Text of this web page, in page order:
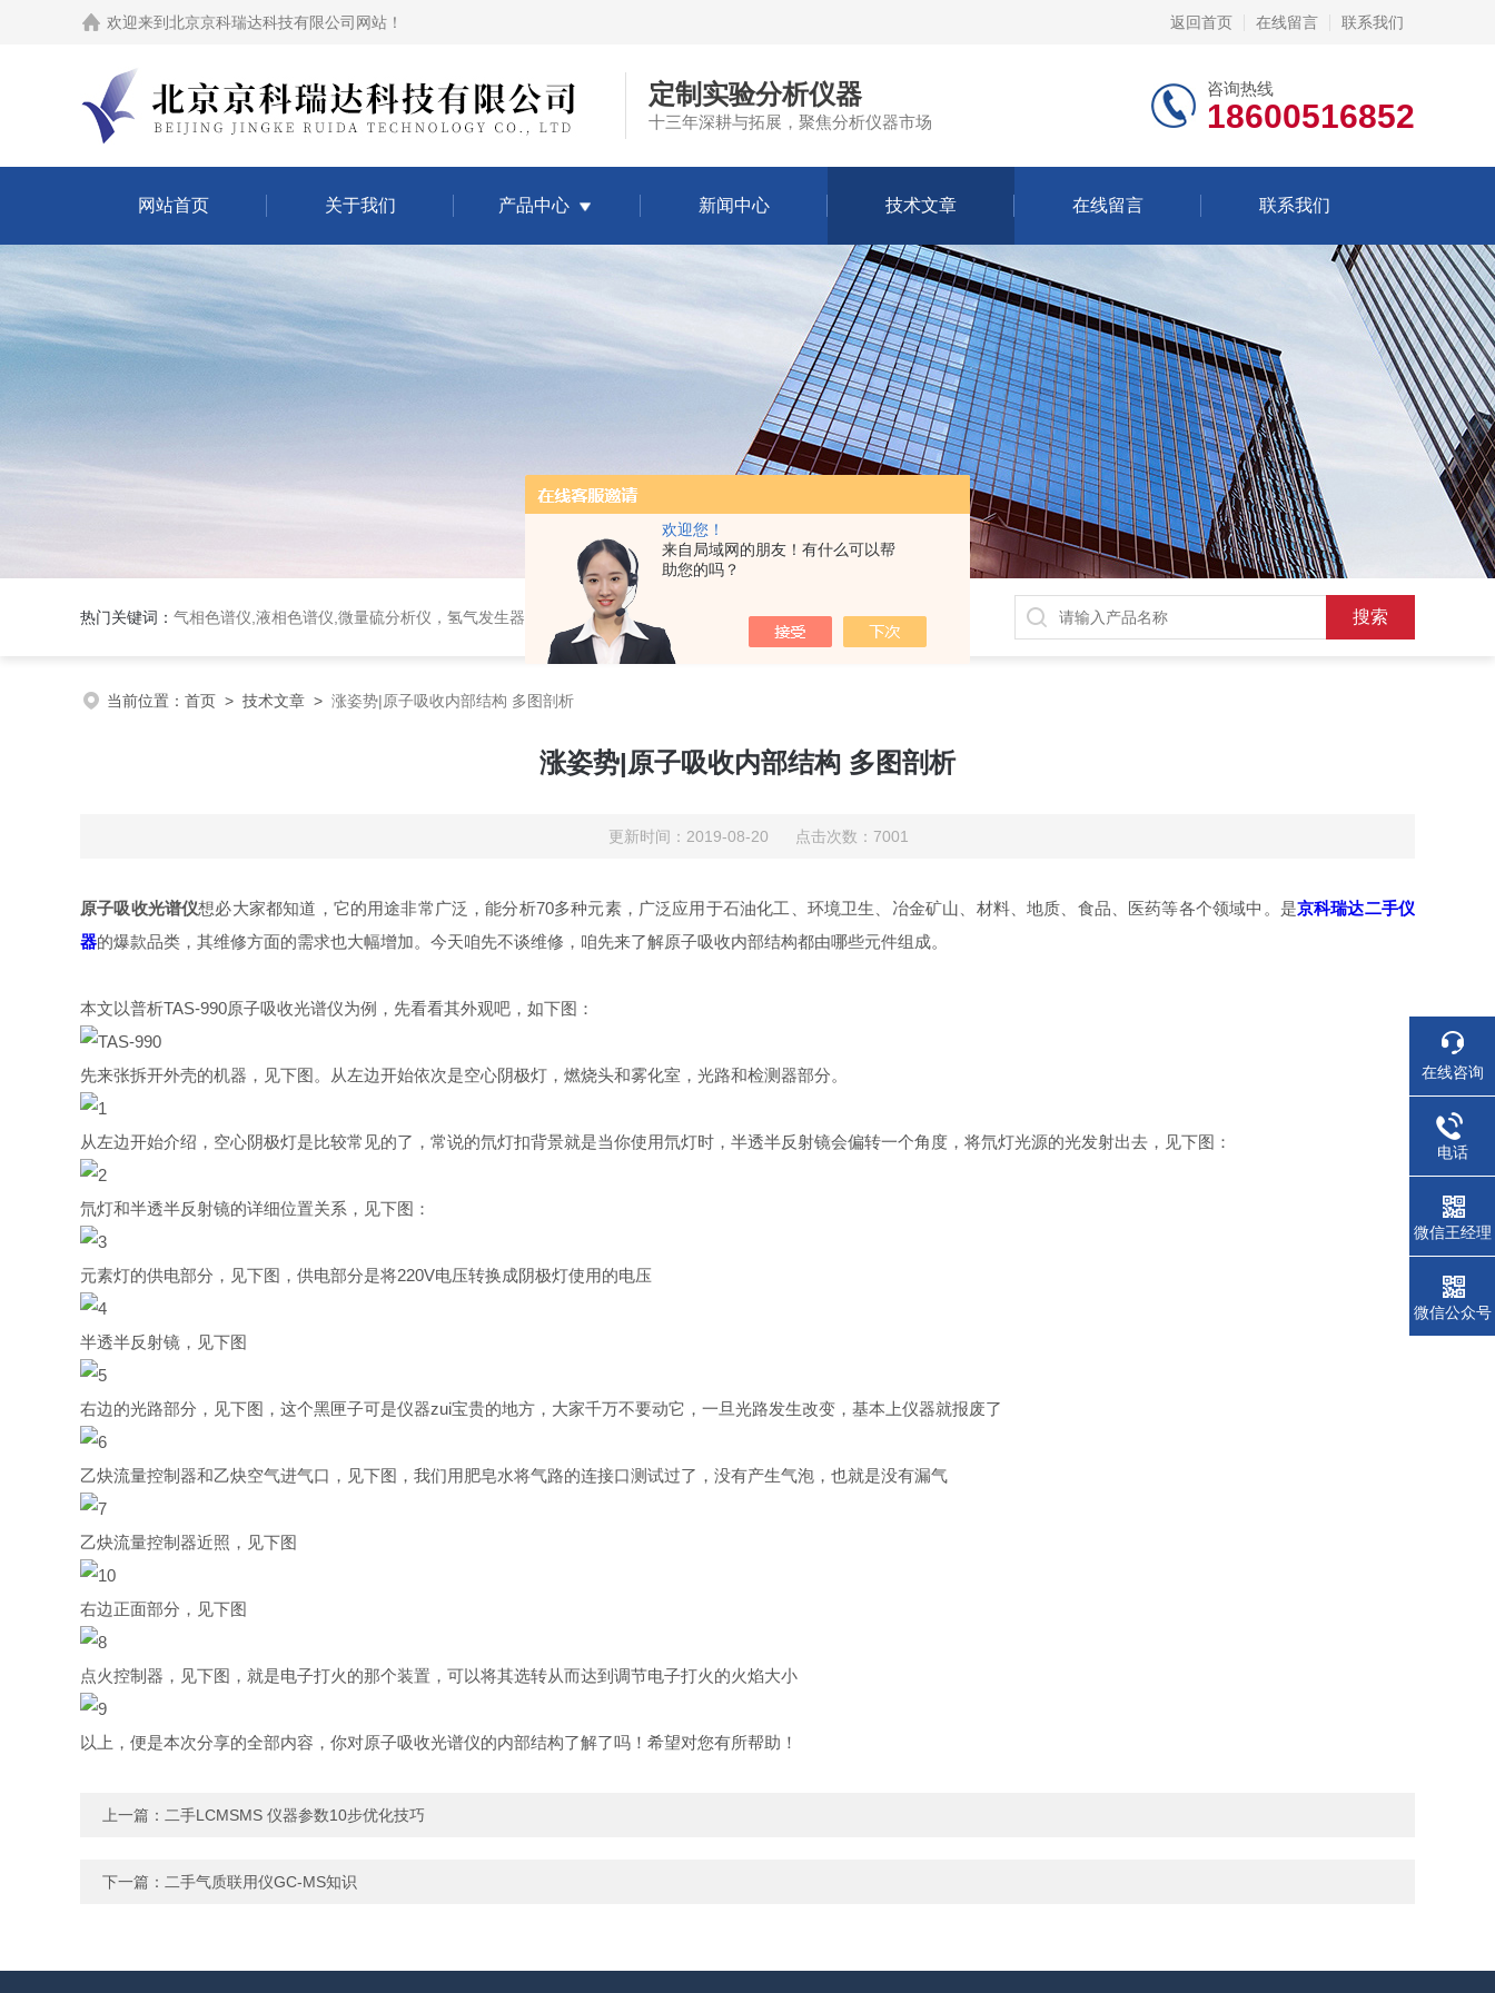
欢迎您！
来自局域网的朋友！有什么可以帮
助您的吗？
欢迎来到 北京京科瑞达科技有限公司网站 ！ 返回首页 在线留言 联系我们
定制实验分析仪器
十三年深耕与拓展，聚焦分析仪器市场
咨询热线
18600516852
网站首页 关于我们 产品中心 新闻中心 技术文章 在线留言 联系我们
热门关键词： 气相色谱仪,液相色谱仪,微量硫分析仪，氢气发生器，氮气发生器，空气发生器，色谱耗件（N2000色谱工作站，色谱柱、阀件、进样器、色谱担体），顶空进样器，热解析仪，紫外分光光度计，原子吸收分光光度计，傅立叶红外光谱仪，分析天平等常规实验室产品。
当前位置： 首页 > 技术文章 > 涨姿势|原子吸收内部结构 多图剖析
涨姿势|原子吸收内部结构 多图剖析
更新时间：2019-08-20 点击次数：7001
原子吸收光谱仪想必大家都知道，它的用途非常广泛，能分析70多种元素，广泛应用于石油化工、环境卫生、冶金矿山、材料、地质、食品、医药等各个领域中。是京科瑞达二手仪
器的爆款品类，其维修方面的需求也大幅增加。今天咱先不谈维修，咱先来了解原子吸收内部结构都由哪些元件组成。
本文以普析TAS-990原子吸收光谱仪为例，先看看其外观吧，如下图：
先来张拆开外壳的机器，见下图。从左边开始依次是空心阴极灯，燃烧头和雾化室，光路和检测器部分。
从左边开始介绍，空心阴极灯是比较常见的了，常说的氘灯扣背景就是当你使用氘灯时，半透半反射镜会偏转一个角度，将氘灯光源的光发射出去，见下图：
氘灯和半透半反射镜的详细位置关系，见下图：
元素灯的供电部分，见下图，供电部分是将220V电压转换成阴极灯使用的电压
半透半反射镜，见下图
右边的光路部分，见下图，这个黑匣子可是仪器zui宝贵的地方，大家千万不要动它，一旦光路发生改变，基本上仪器就报废了
乙炔流量控制器和乙炔空气进气口，见下图，我们用肥皂水将气路的连接口测试过了，没有产生气泡，也就是没有漏气
乙炔流量控制器近照，见下图
右边正面部分，见下图
点火控制器，见下图，就是电子打火的那个装置，可以将其选转从而达到调节电子打火的火焰大小
以上，便是本次分享的全部内容，你对原子吸收光谱仪的内部结构了解了吗！希望对您有所帮助！
上一篇： 二手LCMSMS 仪器参数10步优化技巧
下一篇： 二手气质联用仪GC-MS知识
在线咨询
电话
微信王经理
微信公众号